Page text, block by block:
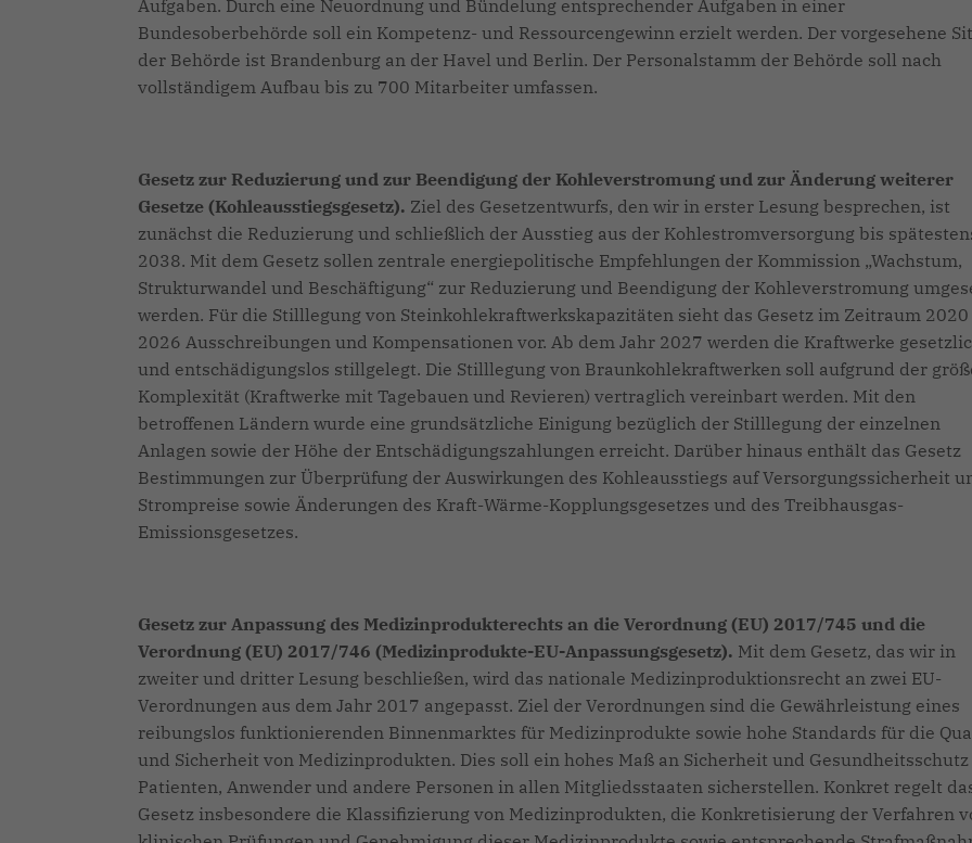
Aufgaben. Durch eine Neuordnung und Bündelung entsprechender Aufgaben in einer
Bundesoberbehörde soll ein Kompetenz- und Ressourcengewinn erzielt werden. Der vorgesehene
der Behörde ist Brandenburg an der Havel und Berlin. Der Personalstamm der Behörde soll nach
vollständigem Aufbau bis zu 700 Mitarbeiter umfassen.
Gesetz zur Reduzierung und zur Beendigung der Kohleverstromung und zur Änderung weiterer
Gesetze (Kohleausstiegsgesetz). Ziel des Gesetzentwurfs, den wir in erster Lesung besprechen, ist
zunächst die Reduzierung und schließlich der Ausstieg aus der Kohlestromversorgung bis
2038. Mit dem Gesetz sollen zentrale energiepolitische Empfehlungen der Kommission „Wachstum,
Strukturwandel und Beschäftigung“ zur Reduzierung und Beendigung der Kohleverstromung
werden. Für die Stilllegung von Steinkohlekraftwerkskapazitäten sieht das Gesetz im Zeitraum 2020
2026 Ausschreibungen und Kompensationen vor. Ab dem Jahr 2027 werden die Kraftwerke
und entschädigungslos stillgelegt. Die Stilllegung von Braunkohlekraftwerken soll aufgrund der
Komplexität (Kraftwerke mit Tagebauen und Revieren) vertraglich vereinbart werden. Mit den
betroffenen Ländern wurde eine grundsätzliche Einigung bezüglich der Stilllegung der einzelnen
Anlagen sowie der Höhe der Entschädigungszahlungen erreicht. Darüber hinaus enthält das Gesetz
Bestimmungen zur Überprüfung der Auswirkungen des Kohleausstiegs auf Versorgungssicherheit
Strompreise sowie Änderungen des Kraft-Wärme-Kopplungsgesetzes und des Treibhausgas-
Emissionsgesetzes.
Gesetz zur Anpassung des Medizinprodukterechts an die Verordnung (EU) 2017/745 und die
Verordnung (EU) 2017/746 (Medizinprodukte-EU-Anpassungsgesetz). Mit dem Gesetz, das wir in
zweiter und dritter Lesung beschließen, wird das nationale Medizinproduktionsrecht an zwei EU-
Verordnungen aus dem Jahr 2017 angepasst. Ziel der Verordnungen sind die Gewährleistung eines
reibungslos funktionierenden Binnenmarktes für Medizinprodukte sowie hohe Standards für die
und Sicherheit von Medizinprodukten. Dies soll ein hohes Maß an Sicherheit und
Patienten, Anwender und andere Personen in allen Mitgliedsstaaten sicherstellen. Konkret regelt
Gesetz insbesondere die Klassifizierung von Medizinprodukten, die Konkretisierung der Verfahren